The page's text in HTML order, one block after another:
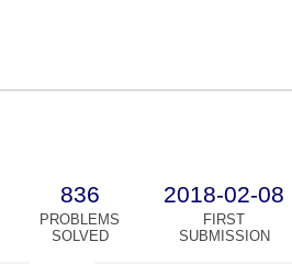
836 2018-02-08
PROBLEMS
SOLVED
FIRST
SUBMISSION